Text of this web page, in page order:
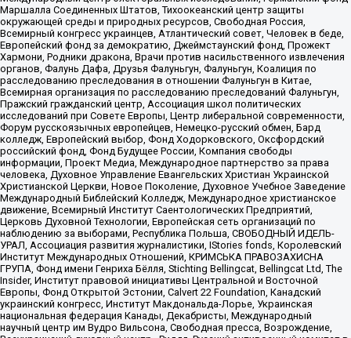
Маршалла Соединенных Штатов, Тихоокеанский центр защиты
окружающей среды и природных ресурсов, Свободная Россия,
Всемирный конгресс украинцев, Атлантический совет, Человек в беде,
Европейский фонд за демократию, Джеймстаунский фонд, Прожект
Хармони, Родники дракона, Врачи против насильственного извлечения
органов, Фалунь Дафа, Друзья Фалуньгун, Фалуньгун, Коалиция по
расследованию преследования в отношении Фалуньгун в Китае,
Всемирная организация по расследованию преследований Фалуньгун,
Пражский гражданский центр, Ассоциация школ политических
исследований при Совете Европы, Центр либеральной современности,
Форум русскоязычных европейцев, Немецко-русский обмен, Бард
колледж, Европейский выбор, Фонд Ходорковского, Оксфордский
российский фонд, Фонд Будущее России, Компания свободы
информации, Проект Медиа, Международное партнерство за права
человека, Духовное Управление Евангельских Христиан Украинской
Христианской Церкви, Новое Поколение, Духовное Учебное Заведение
Международный Библейский Колледж, Международное христианское
движение, Всемирный Институт Саентологических Предприятий,
Церковь Духовной Технологии, Европейская сеть организаций по
наблюдению за выборами, Республика Польша, СВОБОДНЫЙ ИДЕЛЬ-
УРАЛ, Ассоциация развития журналистики, IStories fonds, Королевский
Институт Международных Отношений, КРИМСЬКА ПРАВОЗАХИСНА
ГРУПА, Фонд имени Генриха Бёлля, Stichting Bellingcat, Bellingcat Ltd, The
Insider, Институт правовой инициативы Центральной и Восточной
Европы, Фонд Открытой Эстонии, Calvert 22 Foundation, Канадский
украинский конгресс, Институт Макдональда-Лорье, Украинская
национальная федерация Канады, Декабристы, Международный
научный центр им Вудро Вильсона, Свободная пресса, Возрождение,